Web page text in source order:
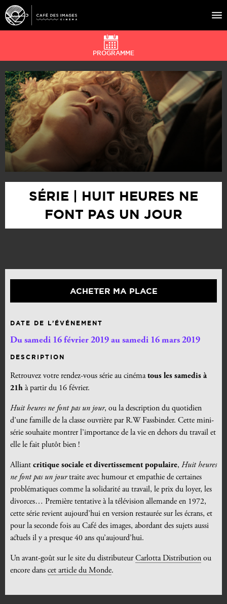
À L’AFFICHE
ÉVÉNEMENTS
CAFÉ DU CINÉ
PRATIQUE
ÉDUCATION AUX IMAGES
PROGRAMME
SÉRIE | HUIT HEURES NE
FONT PAS UN JOUR
ACHETER MA PLACE
DATE DE L’ÉVÉNEMENT
Du samedi 16 février 2019 au samedi 16 mars 2019
DESCRIPTION
Retrouvez votre rendez-vous série au cinématous les samedis à
21h à partir du 16 février.
Huit heures ne font pas un jour, ou la description du quotidien
d’une famille de la classe ouvrière par R.W Fassbinder. Cette mini-
série souhaite montrer l’importance de la vie en dehors du travail et
elle le fait plutôt bien !
Alliant critique sociale et divertissement populaire, Huit heures
ne font pas un jourtraite avec humour et empathie de certaines
problématiques comme la solidarité au travail, le prix du loyer, les
divorces… Première tentative à la télévision allemande en 1972,
cette série revient aujourd’hui en version restaurée sur les écrans, et
pour la seconde fois au Café des images, abordant des sujets aussi
actuels il y a presque 40 ans qu’aujourd’hui.
Un avant-goût sur le site du distributeurCarlotta Distribution ou
encore dans cet article du Monde.